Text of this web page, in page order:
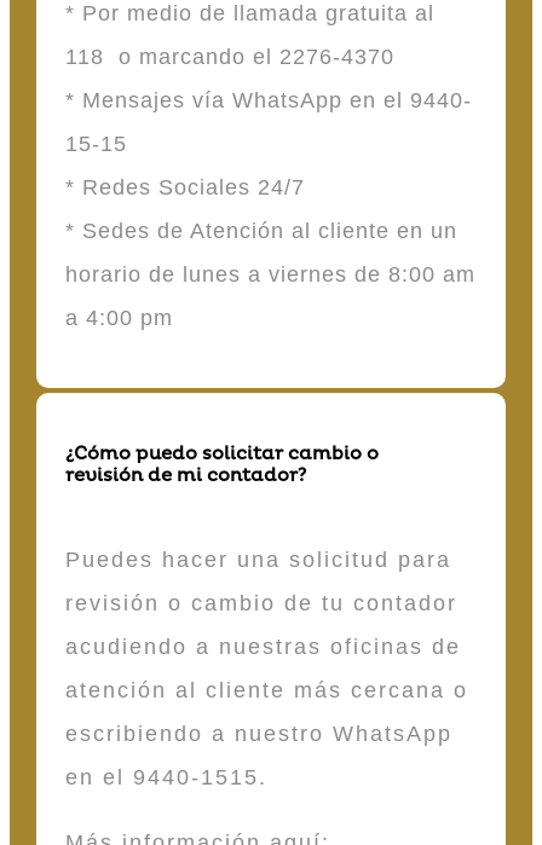
* Por medio de llamada gratuita al
118 o marcando el 2276-4370
* Mensajes vía WhatsApp en el 9440-
15-15
* Redes Sociales 24/7
* Sedes de Atención al cliente en un
horario de lunes a viernes de 8:00 am
a 4:00 pm
¿Cómo puedo solicitar cambio o
revisión de mi contador?
Puedes hacer una solicitud para
revisión o cambio de tu contador
acudiendo a nuestras oficinas de
atención al cliente más cercana o
escribiendo a nuestro WhatsApp
en el 9440-1515.